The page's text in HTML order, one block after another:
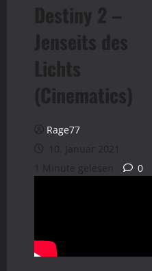
Destiny 2 –
Jenseits des
Lichts
(Cinematics)
Rage77
10. Januar 2021
1 Minute gelesen
0